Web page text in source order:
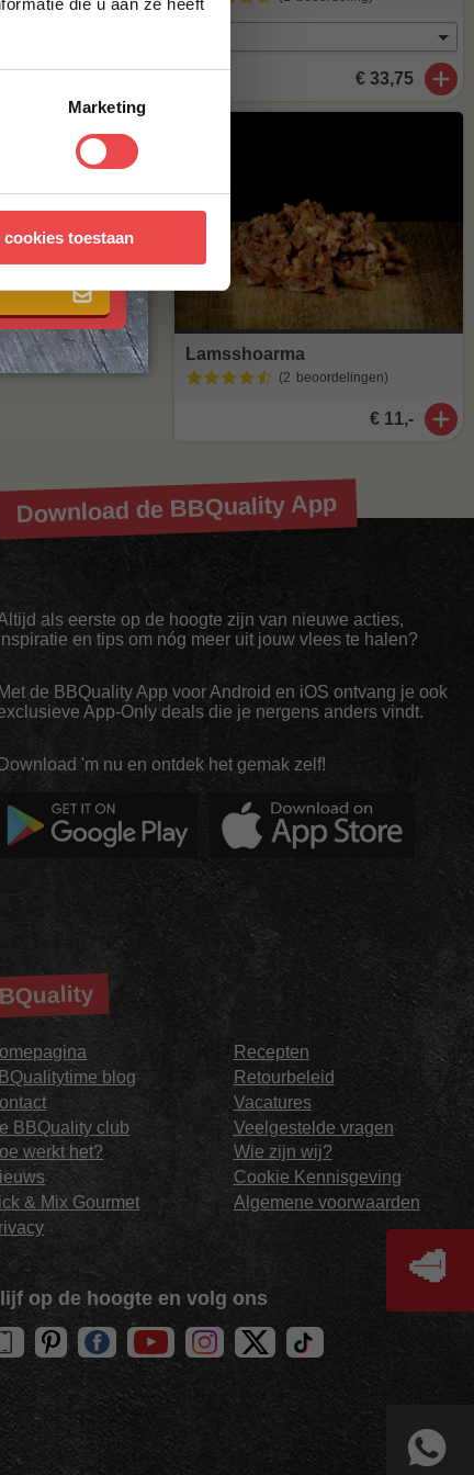
die u aan ze heeft
Marketing
cookies toestaan
. Staat
€ 33,75
Lamsshoarma
(2 beoordelingen)
€ 11,-
Download de BBQuality App
als eerste op de hoogte zijn van nieuwe acties,
en tips om nóg meer uit jouw vlees te halen?
Met de BBQuality App voor Android en iOS ontvang je ook
App-Only deals die je nergens anders vindt.
Download 'm nu en ontdek het gemak zelf!
blog
BBQuality club
werkt het?
& Mix Gourmet
Recepten
Retourbeleid
Vacatures
Veelgestelde vragen
Wie zijn wij?
Cookie Kennisgeving
Algemene voorwaarden
op de hoogte en volg ons
🥩